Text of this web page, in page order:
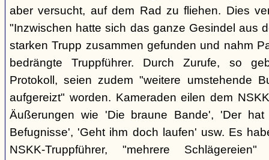
aber versucht, auf dem Rad zu fliehen. Dies
"Inzwischen hatte sich das ganze Gesindel aus
starken Trupp zusammen gefunden und nahm
bedrängte Truppführer. Durch Zurufe, so
Protokoll, seien zudem "weitere umstehende
aufgereizt" worden. Kameraden eilen dem
Äußerungen wie 'Die braune Bande', 'Der hat
Befugnisse', 'Geht ihm doch laufen' usw. Es
NSKK-Truppführer, "mehrere